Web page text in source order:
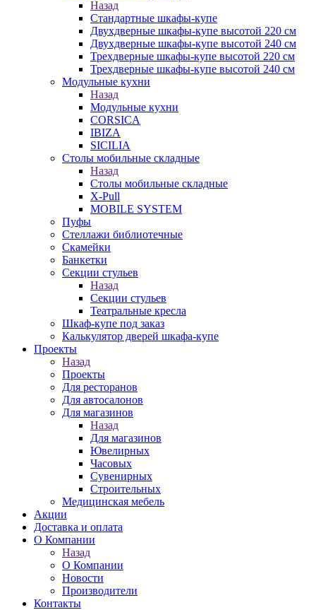
Назад
Стандартные шкафы-купе
Двухдверные шкафы-купе высотой 220 см
Двухдверные шкафы-купе высотой 240 см
Трехдверные шкафы-купе высотой 220 см
Трехдверные шкафы-купе высотой 240 см
Модульные кухни
Назад
Модульные кухни
CORSICA
IBIZA
SICILIA
Столы мобильные складные
Назад
Столы мобильные складные
X-Pull
MOBILE SYSTEM
Пуфы
Стеллажи библиотечные
Скамейки
Банкетки
Секции стульев
Назад
Секции стульев
Театральные кресла
Шкаф-купе под заказ
Калькулятор дверей шкафа-купе
Проекты
Назад
Проекты
Для ресторанов
Для автосалонов
Для магазинов
Назад
Для магазинов
Ювелирных
Часовых
Сувенирных
Строительных
Медицинская мебель
Акции
Доставка и оплата
О Компании
Назад
О Компании
Новости
Производители
Контакты